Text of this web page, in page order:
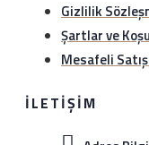
Gizlilik
Şartlar ve
Mesafeli
İLETIŞIM